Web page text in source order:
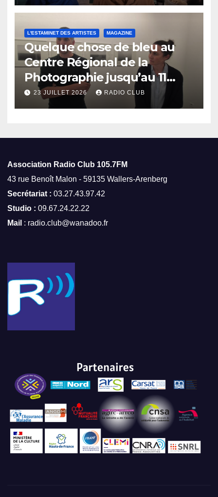
L'ESTAMINET DES ARTISTES MAGAZINE
Quelque chose de bleu au
Centre Régional de la
Photographie jusqu’au 11
octobre
23 JUILLET 2026 RADIO CLUB
Association Radio Club 105.7FM
43 rue Benoît Malon - 59135 Wallers-Arenberg
Secrétariat : 03.27.43.97.42
Studio : 09.67.24.22.22
Mail : radio.club@wanadoo.fr